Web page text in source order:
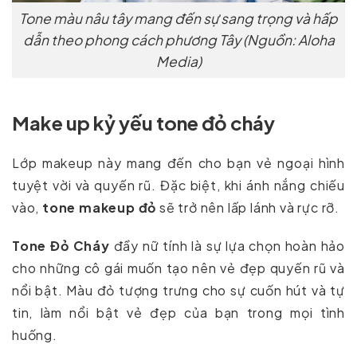
Tone màu nâu tây mang đến sự sang trọng và hấp
dẫn theo phong cách phương Tây (Nguồn: Aloha
Media)
Make up kỷ yếu tone đỏ cháy
Lớp makeup này mang đến cho bạn vẻ ngoại hình
tuyệt vời và quyến rũ. Đặc biệt, khi ánh nắng chiếu
vào, tone makeup đỏ sẽ trở nên lấp lánh và rực rỡ.
Tone Đỏ Cháy đầy nữ tính là sự lựa chọn hoàn hảo
cho những cô gái muốn tạo nên vẻ đẹp quyến rũ và
nổi bật. Màu đỏ tượng trưng cho sự cuốn hút và tự
tin, làm nổi bật vẻ đẹp của bạn trong mọi tình
huống.